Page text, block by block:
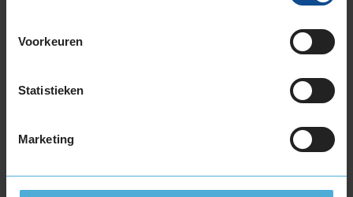
Voorkeuren
Statistieken
Marketing
10,0
Datum beoordeling11 februari 2026
Type rijderNormaal